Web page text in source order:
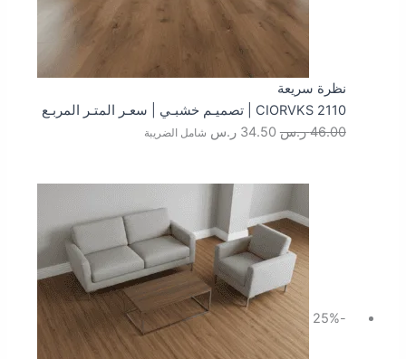
نظرة سريعة
CIORVKS 2110 | تصميـم خشبـي | سعـر المتـر المربـع
46.00 ر.س 34.50 ر.س شامل الضريبة
-25%
هو:
46.00 ر.س.
34.50 ر.س.